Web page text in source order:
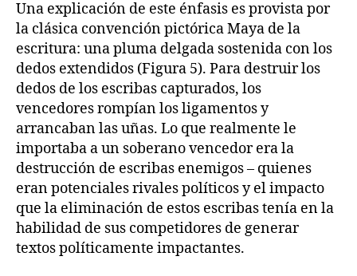
Una explicación de este énfasis es provista por
la clásica convención pictórica Maya de la
escritura: una pluma delgada sostenida con los
dedos extendidos (Figura 5). Para destruir los
dedos de los escribas capturados, los
vencedores rompían los ligamentos y
arrancaban las uñas. Lo que realmente le
importaba a un soberano vencedor era la
destrucción de escribas enemigos – quienes
eran potenciales rivales políticos y el impacto
que la eliminación de estos escribas tenía en la
habilidad de sus competidores de generar
textos políticamente impactantes.